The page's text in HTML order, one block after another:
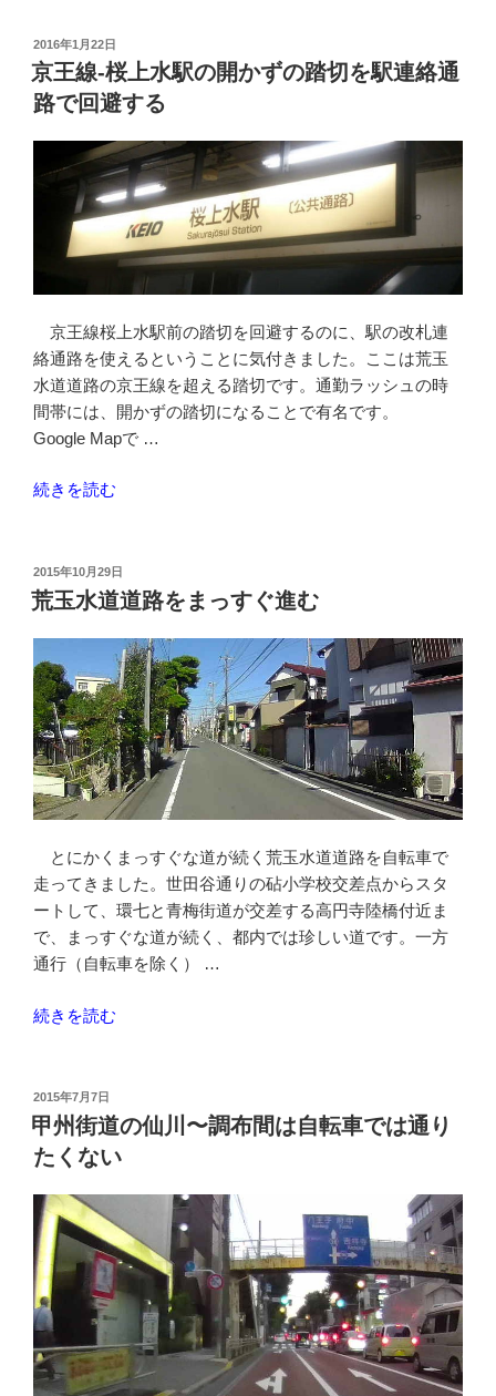
か
ら
川
沿
い
に
で
坂
道
な
で
要
所
の
投
稿
日:
2016年1月22日
京王線-桜上水駅の開かずの踏切を駅連絡通
路で回避する
京王線桜上水駅前の踏切を回避するのに、駅の改札連
絡通路を使えるということに気付きました。ここは荒玉
水道道路の京王線を超える踏切です。通勤ラッシュの時
間帯には、開かずの踏切になることで有名です。
Google Mapで …
“京
桜
上
の
開
か
ず
の
踏
駅
連
絡
通
で
す
る”
の
続きを読む
投
稿
日:
2015年10月29日
荒玉水道道路をまっすぐ進む
とにかくまっすぐな道が続く荒玉水道道路を自転車で
走ってきました。世田谷通りの砧小学校交差点からスタ
ートして、環七と青梅街道が交差する高円寺陸橋付近ま
で、まっすぐな道が続く、都内では珍しい道です。一方
通行（自転車を除く） …
“荒
道
道
路
を
ま
っ
す
ぐ
進
む”
の
続きを読む
投
稿
日:
2015年7月7日
甲州街道の仙川〜調布間は自転車では通り
たくない